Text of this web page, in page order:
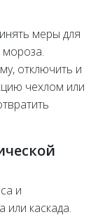
меры для
отключить и
чехлом или
и
или каскада.